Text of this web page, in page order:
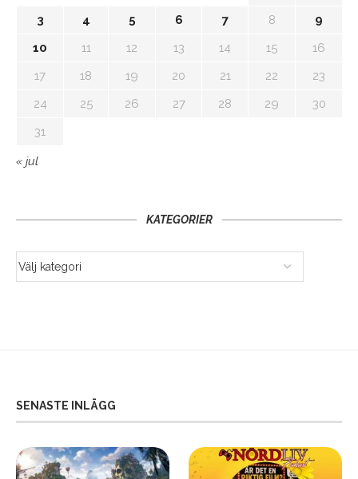
3
4 5 6 7 8
9
10
11 12 13 14 15
16
17
18 19 20 21 22
23
24
25 26 27 28 29
30
31
« jul
KATEGORIER
SENASTE INLÄGG